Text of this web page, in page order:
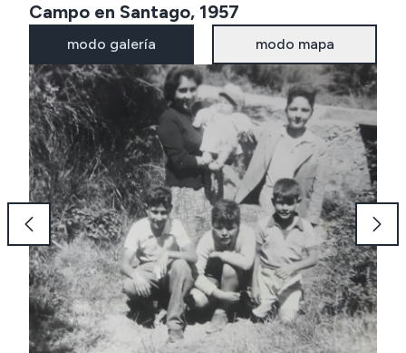
Campo en Santago, 1957
modo galería modo mapa